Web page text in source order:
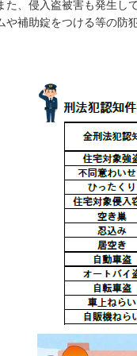
た、侵入盗被害も発生し
や補助錠をつける等の防